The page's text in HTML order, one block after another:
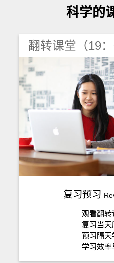
科学的
翻转课堂（19
复习预习
观看翻转
复习当天
预习隔天
学习效率